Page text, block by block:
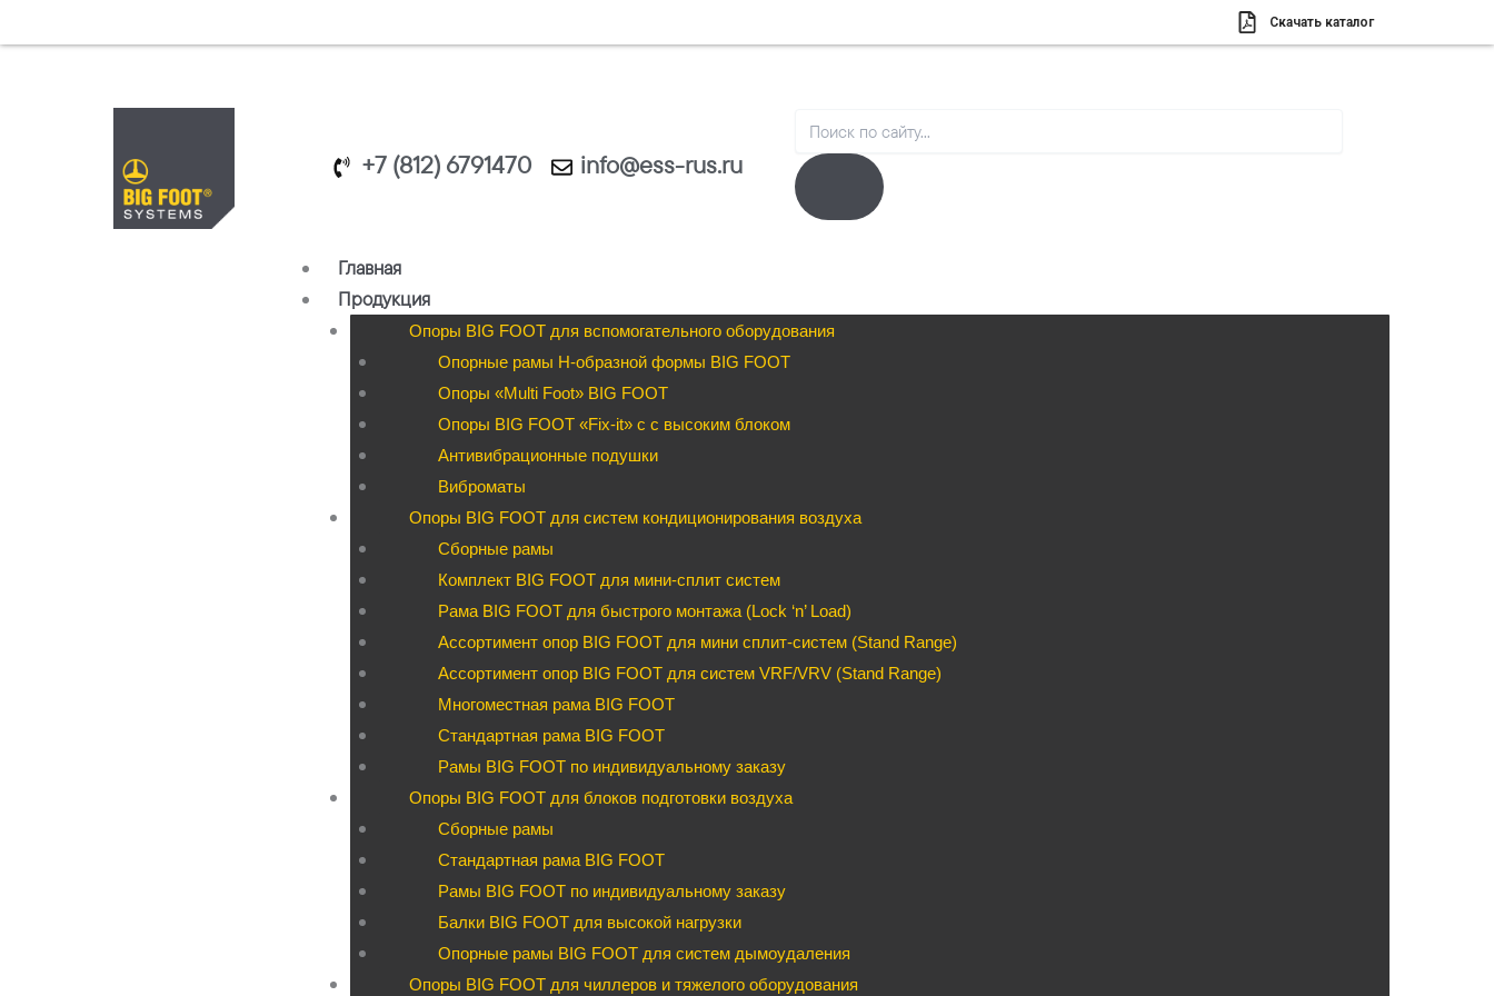
к
Скачать каталог
+7 (812) 6791470 info@ess-rus.ru
Главная
Продукция
Опоры BIG FOOT для вспомогательного оборудования
Опорные рамы H-образной формы BIG FOOT
Опоры «Multi Foot» BIG FOOT
Опоры BIG FOOT «Fix-it» c с высоким блоком
Антивибрационные подушки
Виброматы
Опоры BIG FOOT для систем кондиционирования воздуха
Сборные рамы
Комплект BIG FOOT для мини-сплит систем
Рама BIG FOOT для быстрого монтажа (Lock ‘n’ Load)
Ассортимент опор BIG FOOT для мини сплит-систем (Stand Range)
Ассортимент опор BIG FOOT для систем VRF/VRV (Stand Range)
Многоместная рама BIG FOOT
Стандартная рама BIG FOOT
Рамы BIG FOOT по индивидуальному заказу
Опоры BIG FOOT для блоков подготовки воздуха
Сборные рамы
Стандартная рама BIG FOOT
Рамы BIG FOOT по индивидуальному заказу
Балки BIG FOOT для высокой нагрузки
Опорные рамы BIG FOOT для систем дымоудаления
Опоры BIG FOOT для чиллеров и тяжелого оборудования